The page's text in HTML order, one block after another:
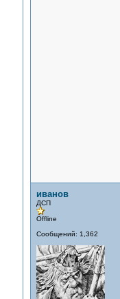
иванов
ДСП
Offline
Сообщений: 1,362